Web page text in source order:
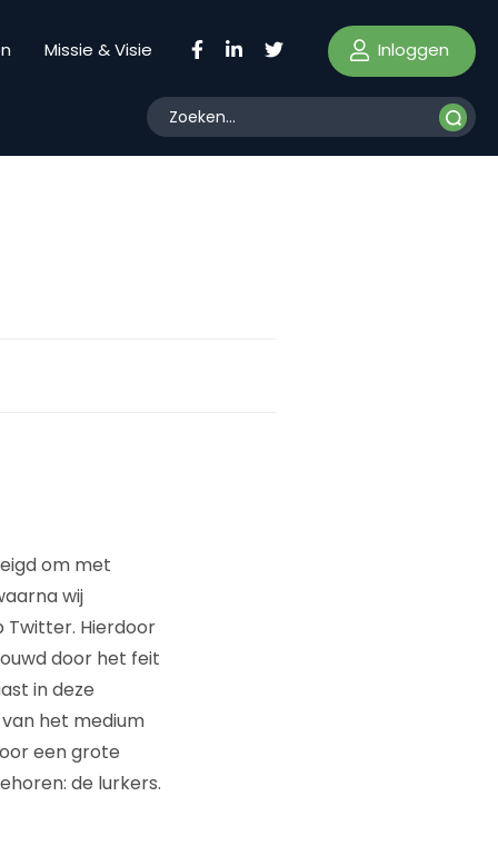
Missie & Visie Inloggen
om met
wij
Hierdoor
door het feit
in deze
het medium
een grote
de lurkers.